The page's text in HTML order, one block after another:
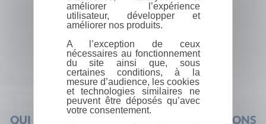
QUI SOMMES-NOUS ? FOIRE AUX QUESTIONS
améliorer l’expérience
utilisateur, développer et
améliorer nos produits.
A l’exception de ceux
nécessaires au fonctionnement
du site ainsi que, sous
certaines conditions, à la
mesure d’audience, les cookies
et technologies similaires ne
peuvent être déposés qu’avec
votre consentement.